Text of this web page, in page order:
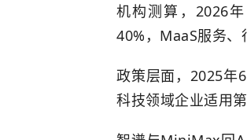
机构测算，2026
40%，MaaS服务、
政策层面，2025年
科技领域企业适用